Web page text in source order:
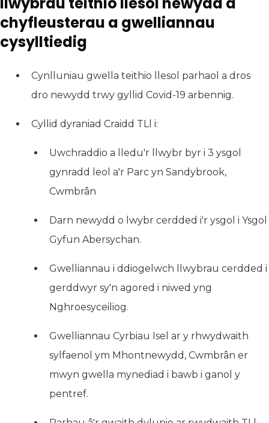
chyfleusterau a gwelliannau
cysylltiedig
Cynlluniau gwella teithio llesol parhaol a dros
dro newydd trwy gyllid Covid-19 arbennig.
Cyllid dyraniad Craidd TLl i:
Uwchraddio a lledu'r llwybr byr i 3 ysgol
gynradd leol a'r Parc yn Sandybrook,
Cwmbrân
Darn newydd o lwybr cerdded i'r ysgol i Ysgol
Gyfun Abersychan.
Gwelliannau i ddiogelwch llwybrau cerdded i
gerddwyr sy'n agored i niwed yng
Nghroesyceiliog.
Gwelliannau Cyrbiau Isel ar y rhwydwaith
sylfaenol ym Mhontnewydd, Cwmbrân er
mwyn gwella mynediad i bawb i ganol y
pentref.